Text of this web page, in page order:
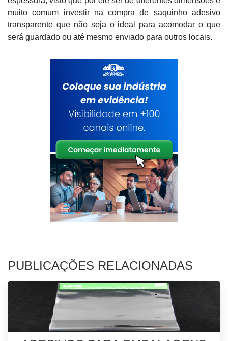
muito comum investir na compra de saquinho adesivo
transparente que não seja o ideal para acomodar o que
será guardado ou até mesmo enviado para outros locais.
PUBLICAÇÕES RELACIONADAS